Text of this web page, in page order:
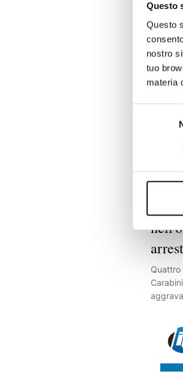
Questo
Questo
nostro
tuo
materia
7
Quattro